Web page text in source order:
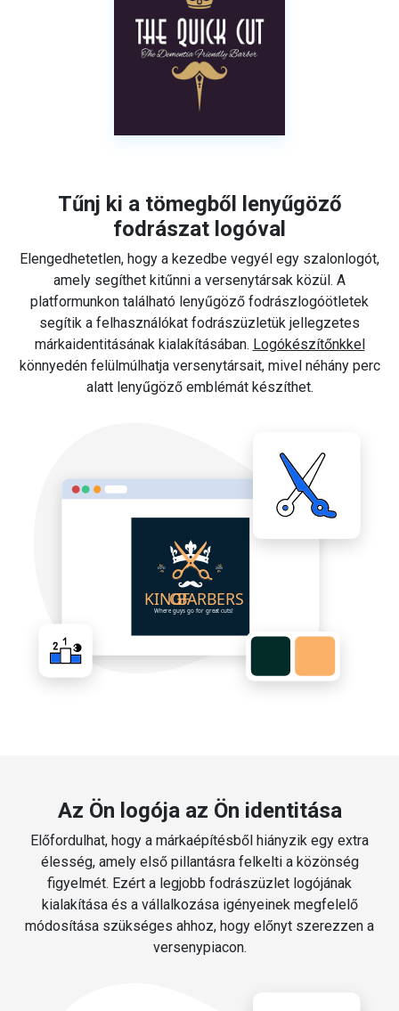
Tűnj ki a tömegből lenyűgöző
fodrászat logóval
Elengedhetetlen, hogy a kezedbe vegyél egy szalonlogót,
amely segíthet kitűnni a versenytársak közül. A
platformunkon található lenyűgöző fodrászlogóötletek
segítik a felhasználókat fodrászüzletük jellegzetes
márkaidentitásának kialakításában. Logókészítőnkkel
könnyedén felülmúlhatja versenytársait, mivel néhány perc
alatt lenyűgöző emblémát készíthet.
Az Ön logója az Ön identitása
Előfordulhat, hogy a márkaépítésből hiányzik egy extra
élesség, amely első pillantásra felkelti a közönség
figyelmét. Ezért a legjobb fodrászüzlet logójának
kialakítása és a vállalkozása igényeinek megfelelő
módosítása szükséges ahhoz, hogy előnyt szerezzen a
versenypiacon.